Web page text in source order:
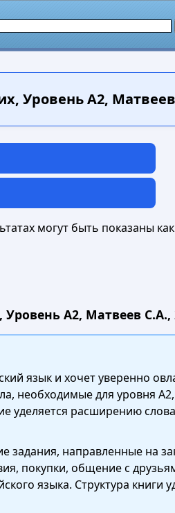
Уровень А2, Матвеев
могут быть показаны
А2, Матвеев С.А.,
язык и хочет уверенно
для уровня А2,
расширению
направленные на
покупки, общение с
языка. Структура книги